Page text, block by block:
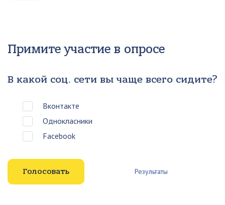
Примите участие в опросе
В какой соц. сети вы чаще всего сидите?
Вконтакте
Однокласники
Facebook
Результаты